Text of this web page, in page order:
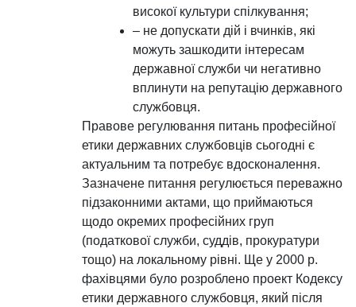
високої культури спілкування;
– не допускати дій і вчинків, які
можуть зашкодити інтересам
державної служби чи негативно
вплинути на репутацію державного
службовця.
Правове регулювання питань професійної
етики державних службовців сьогодні є
актуальним та потребує вдосконалення.
Зазначене питання регулюється переважно
підзаконними актами, що приймаються
щодо окремих професійних груп
(податкової служби, суддів, прокуратури
тощо) на локальному рівні. Ще у 2000 р.
фахівцями було розроблено проект Кодексу
етики державного службовця, який після